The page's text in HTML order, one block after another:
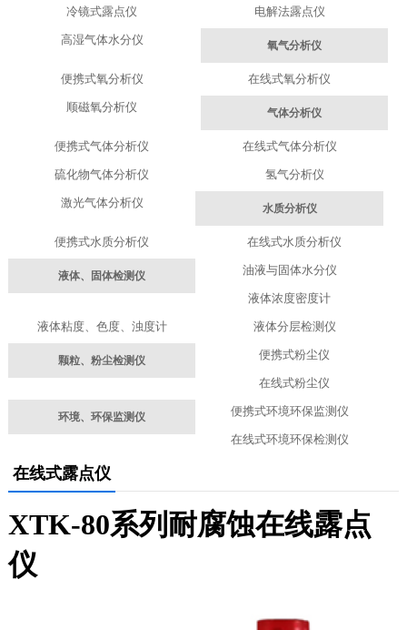
冷镜式露点仪 电解法露点仪
高湿气体水分仪 氧气分析仪
便携式氧分析仪 在线式氧分析仪
顺磁氧分析仪 气体分析仪
便携式气体分析仪 在线式气体分析仪
硫化物气体分析仪 氢气分析仪
激光气体分析仪 水质分析仪
便携式水质分析仪 在线式水质分析仪
液体、固体检测仪 油液与固体水分仪
液体浓度密度计
液体粘度、色度、浊度计 液体分层检测仪
颗粒、粉尘检测仪 便携式粉尘仪
在线式粉尘仪
环境、环保监测仪 便携式环境环保监测仪
在线式环境环保检测仪
在线式露点仪
XTK-80系列耐腐蚀在线露点
仪